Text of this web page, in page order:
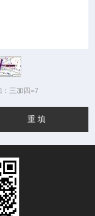
三加四=7